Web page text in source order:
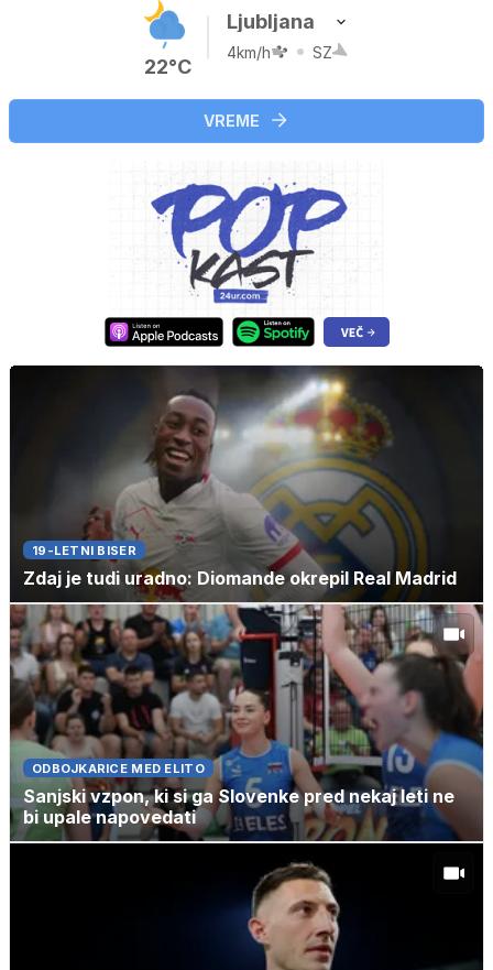
22°C
Ljubljana
4km/h SZ
VREME
19-LETNI BISER
Zdaj je tudi uradno: Diomande okrepil Real Madrid
ODBOJKARICE MED ELITO
Sanjski vzpon, ki si ga Slovenke pred nekaj leti ne
bi upale napovedati